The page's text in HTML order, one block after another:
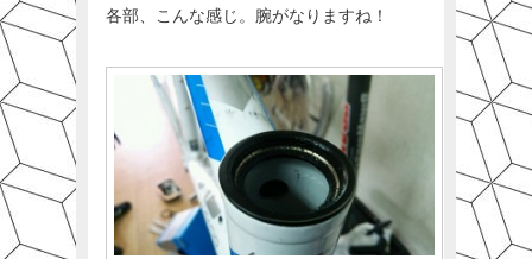
各部、こんな感じ。腕がなりますね！